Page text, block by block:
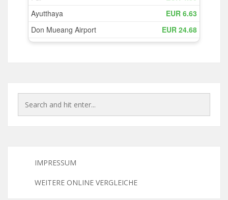
IMPRESSUM
WEITERE ONLINE VERGLEICHE